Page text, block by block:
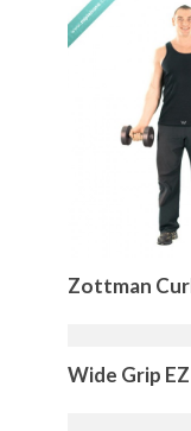
Zottman
Wide Grip